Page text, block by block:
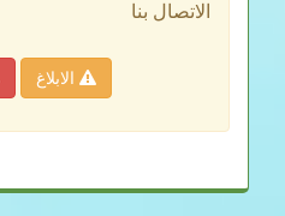
الاتصال بنا
الابلاغ